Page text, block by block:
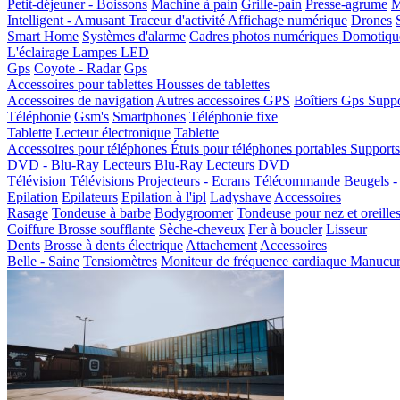
Petit-déjeuner - Boissons Machine à pain Grille-pain Presse-agrume
Intelligent - Amusant Traceur d'activité Affichage numérique Drones
Smart Home Systèmes d'alarme Cadres photos numériques
L'éclairage Lampes LED
Gps Coyote - Radar Gps
Accessoires pour tablettes Housses de tablettes
Accessoires de navigation Autres accessoires GPS Boîtiers Gps
Téléphonie Gsm's Smartphones Téléphonie fixe
Tablette Lecteur électronique Tablette
Accessoires pour téléphones Étuis pour téléphones portables
DVD - Blu-Ray Lecteurs Blu-Ray Lecteurs DVD
Télévision Télévisions Projecteurs - Ecrans Télécommande Beugels -
Epilation Epilateurs Epilation à l'ipl Ladyshave Accessoires
Rasage Tondeuse à barbe Bodygroomer Tondeuse pour nez et
Coiffure Brosse soufflante Sèche-cheveux Fer à boucler Lisseur
Dents Brosse à dents électrique Attachement Accessoires
Belle - Saine Tensiomètres Moniteur de fréquence cardiaque